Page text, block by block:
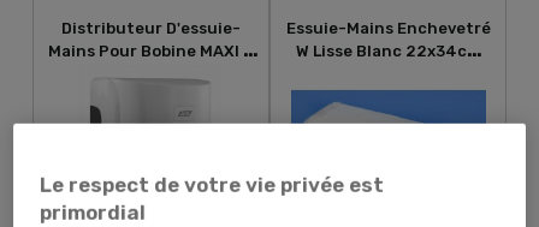
Distributeur D'essuie-
Mains Pour Bobine MAXI À
Essuie-Mains Enchevetré
W Lisse Blanc 22x34cm
Le respect de votre vie privée est
primordial